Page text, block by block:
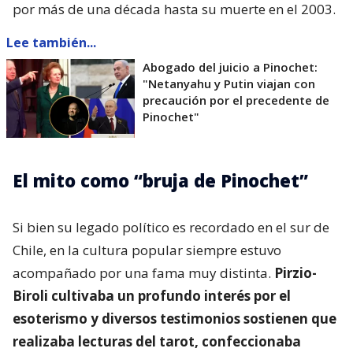
por más de una década hasta su muerte en el 2003.
Lee también...
Abogado del juicio a Pinochet:
"Netanyahu y Putin viajan con
precaución por el precedente de
Pinochet"
El mito como “bruja de Pinochet”
Si bien su legado político es recordado en el sur de
Chile, en la cultura popular siempre estuvo
acompañado por una fama muy distinta. Pirzio-
Biroli cultivaba un profundo interés por el
esoterismo y diversos testimonios sostienen que
realizaba lecturas del tarot, confeccionaba